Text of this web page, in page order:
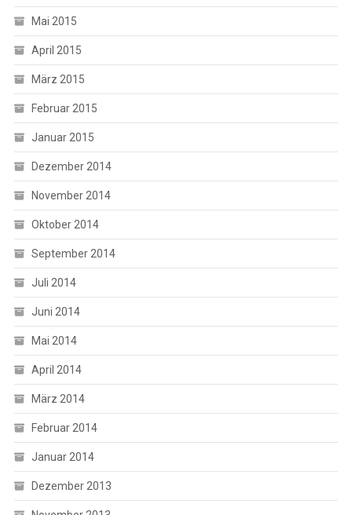
Mai 2015
April 2015
März 2015
Februar 2015
Januar 2015
Dezember 2014
November 2014
Oktober 2014
September 2014
Juli 2014
Juni 2014
Mai 2014
April 2014
März 2014
Februar 2014
Januar 2014
Dezember 2013